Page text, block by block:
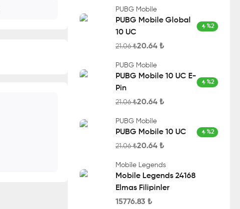
PUBG Mobile
PUBG Mobile Global
10 UC
%2
21.06₺20.64 ₺
PUBG Mobile
PUBG Mobile 10 UC E-
Pin
%2
21.06₺20.64 ₺
PUBG Mobile
PUBG Mobile 10 UC %2
21.06₺20.64 ₺
Mobile Legends
Mobile Legends 24168
Elmas Filipinler
15776.83 ₺